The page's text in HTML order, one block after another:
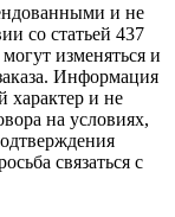
и не
со статьей 437
изменяться и
Информация
характер и не
на условиях,
связаться с